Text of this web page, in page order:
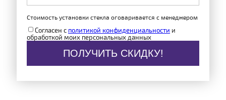
Стоимость установки стекла оговаривается с менеджером
Согласен с политикой конфиденциальности и
обработкой моих персональных данных
ПОЛУЧИТЬ СКИДКУ!